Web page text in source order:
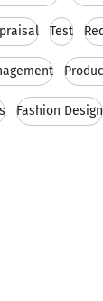
Test
Fashion Design